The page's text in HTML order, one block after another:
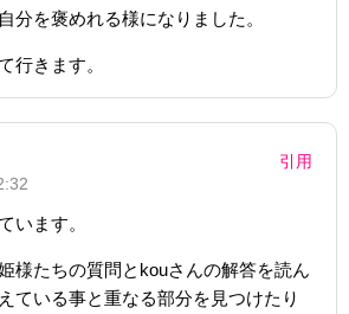
分を褒めれる様になりました。
行きます。
引用
います。
様たちの質問とkouさんの解答を読ん
ている事と重なる部分を見つけたり